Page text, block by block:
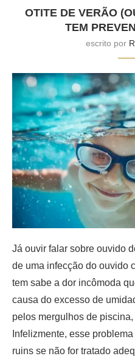
OTITE DE VERÃO
TEM
escrito por
Já ouvir falar sobre ouvido
de uma infecção do ouvido
tem sabe a dor incômoda
causa do excesso de
pelos mergulhos de piscina,
Infelizmente, esse
ruins se não for tratado